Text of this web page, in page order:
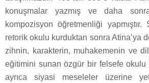
konuşmalar yazmış ve daha
kompozisyon öğretmenliği yapmıştır.
retorik okulu kurduktan sonra Atina’ya
zihnin, karakterin, muhakemenin ve
eğitimini sunan özgür bir felsefe okulu
ayrıca siyasi meseleler üzerine